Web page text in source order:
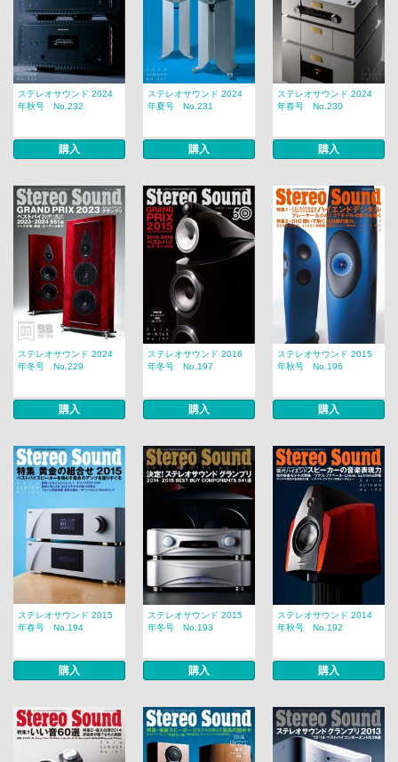
ステレオサウンド 2024
年秋号 No.232
購入
ステレオサウンド 2024
年夏号 No.231
購入
ステレオサウンド 2024
年春号 No.230
購入
ステレオサウンド 2024
年冬号 No.229
購入
ステレオサウンド 2016
年冬号 No.197
購入
ステレオサウンド 2015
年秋号 No.196
購入
ステレオサウンド 2015
年春号 No.194
購入
ステレオサウンド 2015
年冬号 No.193
購入
ステレオサウンド 2014
年秋号 No.192
購入